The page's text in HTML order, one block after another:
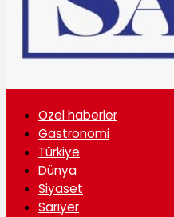
Özel haberler
Gastronomi
Türkiye
Dünya
Siyaset
Sarıyer